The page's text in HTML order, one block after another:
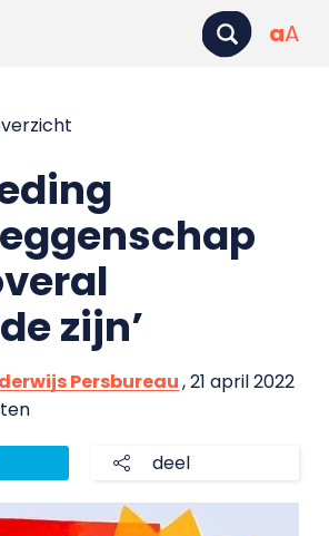
aA
zijn’
Persbureau, 21 april 2022
deel